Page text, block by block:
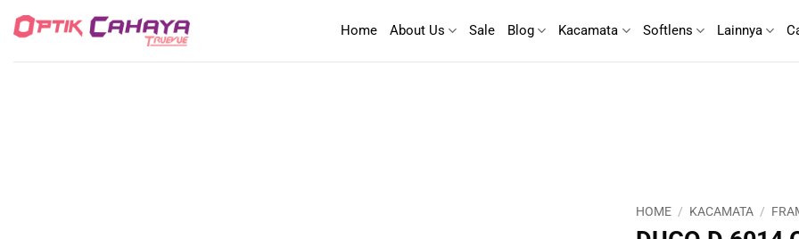
Home About Us Sale Blog Kacamata Softlens Lainnya
HOME / KACAMATA /